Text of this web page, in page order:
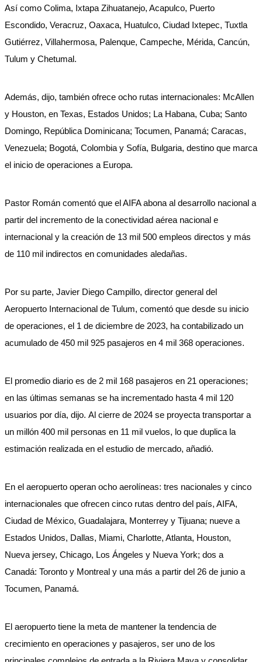
Así como Colima, Ixtapa Zihuatanejo, Acapulco, Puerto
Escondido, Veracruz, Oaxaca, Huatulco, Ciudad Ixtepec, Tuxtla
Gutiérrez, Villahermosa, Palenque, Campeche, Mérida, Cancún,
Tulum y Chetumal.
Además, dijo, también ofrece ocho rutas internacionales: McAllen
y Houston, en Texas, Estados Unidos; La Habana, Cuba; Santo
Domingo, República Dominicana; Tocumen, Panamá; Caracas,
Venezuela; Bogotá, Colombia y Sofía, Bulgaria, destino que marca
el inicio de operaciones a Europa.
Pastor Román comentó que el AIFA abona al desarrollo nacional a
partir del incremento de la conectividad aérea nacional e
internacional y la creación de 13 mil 500 empleos directos y más
de 110 mil indirectos en comunidades aledañas.
Por su parte, Javier Diego Campillo, director general del
Aeropuerto Internacional de Tulum, comentó que desde su inicio
de operaciones, el 1 de diciembre de 2023, ha contabilizado un
acumulado de 450 mil 925 pasajeros en 4 mil 368 operaciones.
El promedio diario es de 2 mil 168 pasajeros en 21 operaciones;
en las últimas semanas se ha incrementado hasta 4 mil 120
usuarios por día, dijo. Al cierre de 2024 se proyecta transportar a
un millón 400 mil personas en 11 mil vuelos, lo que duplica la
estimación realizada en el estudio de mercado, añadió.
En el aeropuerto operan ocho aerolíneas: tres nacionales y cinco
internacionales que ofrecen cinco rutas dentro del país, AIFA,
Ciudad de México, Guadalajara, Monterrey y Tijuana; nueve a
Estados Unidos, Dallas, Miami, Charlotte, Atlanta, Houston,
Nueva jersey, Chicago, Los Ángeles y Nueva York; dos a
Canadá: Toronto y Montreal y una más a partir del 26 de junio a
Tocumen, Panamá.
El aeropuerto tiene la meta de mantener la tendencia de
crecimiento en operaciones y pasajeros, ser uno de los